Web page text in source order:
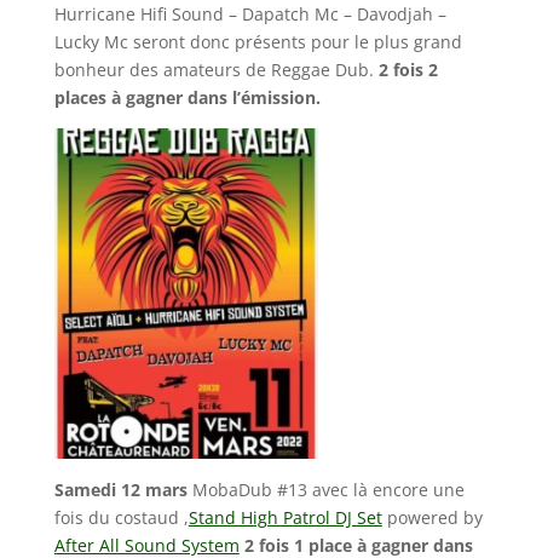
Hurricane Hifi Sound – Dapatch Mc – Davodjah –
Lucky Mc seront donc présents pour le plus grand
bonheur des amateurs de Reggae Dub. 2 fois 2
places à gagner dans l’émission.
Samedi 12 marsMobaDub #13 avec là encore une
fois du costaud ,Stand High Patrol DJ Setpowered by
After All Sound System 2 fois 1 place à gagner dans